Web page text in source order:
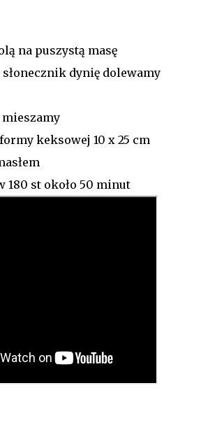
na puszystą masę
dynię dolewamy
mieszamy
keksowej 10 x 25 cm
180 st około 50 minut